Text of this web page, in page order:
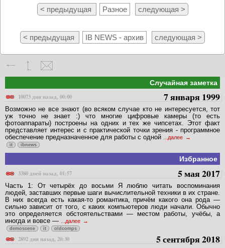
< предыдущая Разное следующая >
< предыдущая IB NEWS - архив следующая >
Случайная заметка
10073 дня назад, 00:00
7 января 1999
Возможно не все знают (во всяком случае кто не интересуется, тот
уж точно не знает :) что многие цифровые камеры (то есть
фотоаппараты) построены на одних и тех же чипсетах. Этот факт
представляет интерес и с практической точки зрения - программное
обеспечение предназначенное для работы с одной
...далее
it ibnews
Избранное
3380 дней назад, 01:57
5 мая 2017
Часть 1: От четырёх до восьми Я люблю читать воспоминания
людей, заставших первые шаги вычислительной техники в их стране.
В них всегда есть какая-то романтика, причём какого она рода —
сильно зависит от того, с каких компьютеров люди начали. Обычно
это определяется обстоятельствами — местом работы, учёбы, а
иногда и вовсе —
...далее
demoscene it oldcomps
2892 дня назад, 20:30 5 сентября 2018